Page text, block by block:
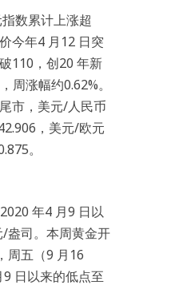
数累计上涨超
今年4 月12 日突
110，创20 年新
周涨幅约0.62%。
市，美元/人民币
，美元/欧元
。
年4 月9 日以
盎司。本周黄金开
周五（9 月16
日以来的低点至